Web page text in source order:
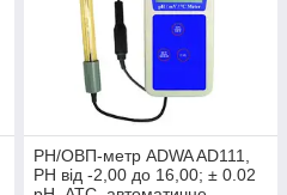
PН/ОВП-метр ADWA AD111,
РН від -2,00 до 16,00; ± 0.02